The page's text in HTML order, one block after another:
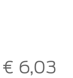
€ 6,03